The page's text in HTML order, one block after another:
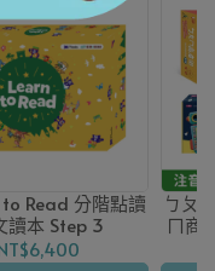
to Read 分階點讀
讀本 Step 3
ㄅㄆ
ㄇ商